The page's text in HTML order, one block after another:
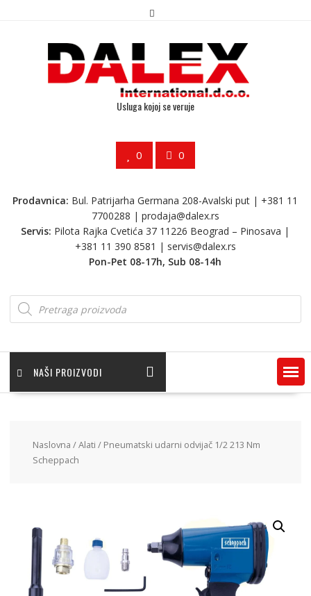
Usluga kojoj se veruje
0 0
Prodavnica: Bul. Patrijarha Germana 208-Avalski put | +381 11
7700288 | prodaja@dalex.rs
Servis: Pilota Rajka Cvetića 37 11226 Beograd – Pinosava |
+381 11 390 8581 | servis@dalex.rs
Pon-Pet 08-17h, Sub 08-14h
NAŠI PROIZVODI
Naslovna /Alati / Pneumatski udarni odvijač 1/2 213 Nm
Scheppach